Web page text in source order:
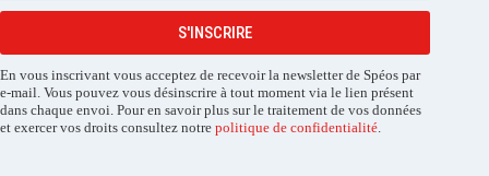
S'INSCRIRE
En vous inscrivant vous acceptez de recevoir la newsletter de Spéos par
e-mail. Vous pouvez vous désinscrire à tout moment via le lien présent
dans chaque envoi. Pour en savoir plus sur le traitement de vos données
et exercer vos droits consultez notre politique de confidentialité.